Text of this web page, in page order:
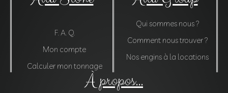
F. A. Q.
Mon compte
Calculer mon tonnage
Qui sommes nous ?
Comment nous trouver ?
Nos engins à la locations
À propos...